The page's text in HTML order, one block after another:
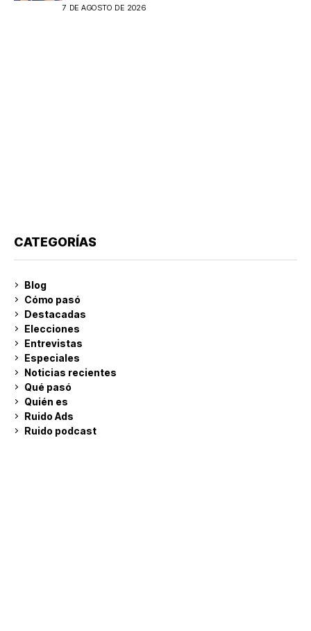
7 DE AGOSTO DE 2026
CATEGORÍAS
Blog
Cómo pasó
Destacadas
Elecciones
Entrevistas
Especiales
Noticias recientes
Qué pasó
Quién es
Ruido Ads
Ruido podcast